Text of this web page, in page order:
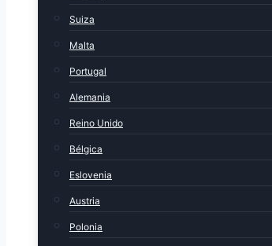
Suiza
Malta
Portugal
Alemania
Reino Unido
Bélgica
Eslovenia
Austria
Polonia